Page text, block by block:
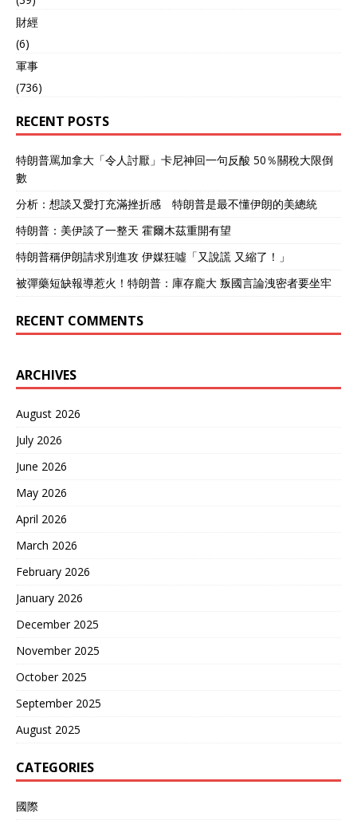
財經
(6)
軍事
(736)
RECENT POSTS
特朗普罵加拿大「令人討厭」卡尼神回一句反酸 50％關稅大限倒
數
分析：想談又愛打充滿挫折感 特朗普是最不懂伊朗的美總統
特朗普：美伊談了一整天 霍爾木茲重開有望
特朗普稱伊朗請求別進攻 伊媒狂噓「又說謊 又縮了！」
被彈藥短缺報導惹火！特朗普：庫存龐大 叛國言論洩密者要坐牢
RECENT COMMENTS
ARCHIVES
August 2026
July 2026
June 2026
May 2026
April 2026
March 2026
February 2026
January 2026
December 2025
November 2025
October 2025
September 2025
August 2025
CATEGORIES
國際